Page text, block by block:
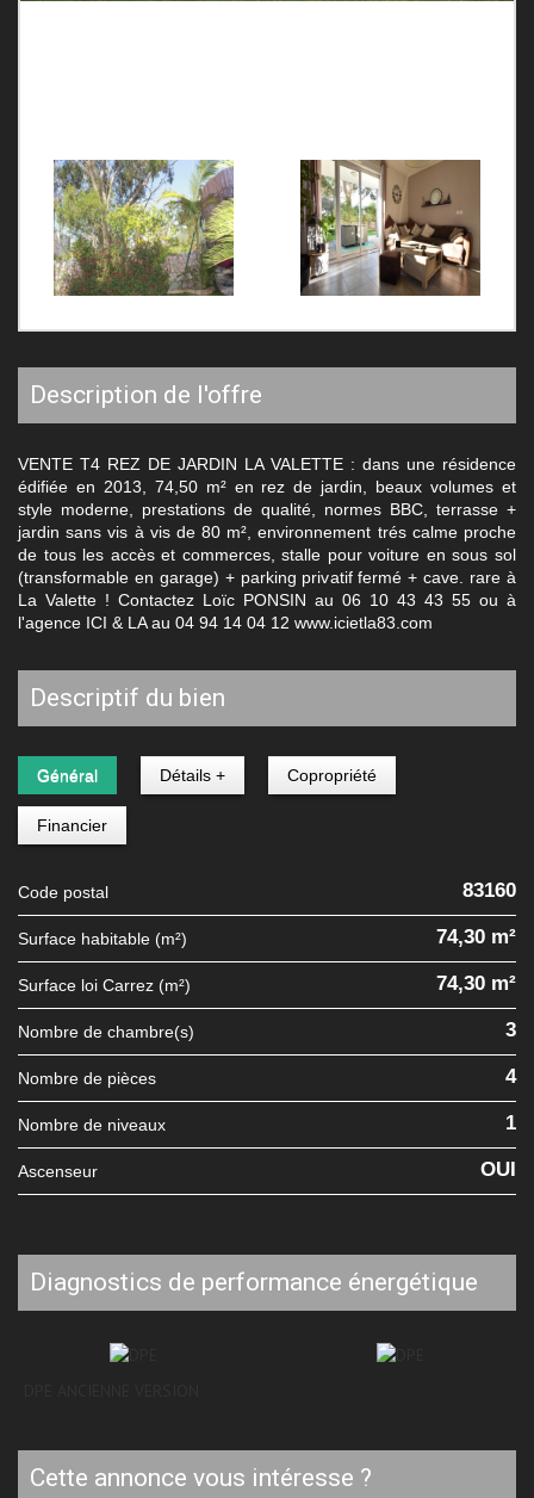
description de l'offre
VENTE T4 REZ DE JARDIN LA VALETTE : dans une résidence
édifiée en 2013, 74,50 m² en rez de jardin, beaux volumes et
style moderne, prestations de qualité, normes BBC, terrasse +
jardin sans vis à vis de 80 m², environnement trés calme proche
de tous les accès et commerces, stalle pour voiture en sous sol
(transformable en garage) + parking privatif fermé + cave. rare à
La Valette ! Contactez Loïc PONSIN au 06 10 43 43 55 ou à
l'agence ICI & LA au 04 94 14 04 12 www.icietla83.com
descriptif du bien
Général Détails + Copropriété
Financier
Code postal 83160
Surface habitable (m²) 74,30 m²
Surface loi Carrez (m²) 74,30 m²
Nombre de chambre(s) 3
Nombre de pièces 4
Nombre de niveaux 1
Ascenseur OUI
diagnostics de performance énergétique
cette annonce vous intéresse ?